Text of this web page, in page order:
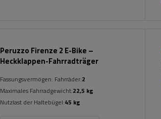
Peruzzo Firenze 2 E-Bike –
Heckklappen-Fahrradträger
Fassungsvermögen: Fahrräder:2
Maximales Fahrradgewicht:22,5 kg
Nutzlast der Haltebügel:45 kg